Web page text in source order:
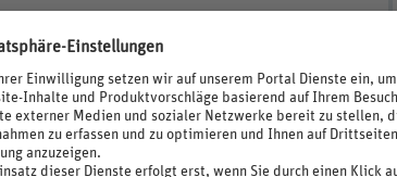
Check-out Zeit 12 Uhr)
Küche